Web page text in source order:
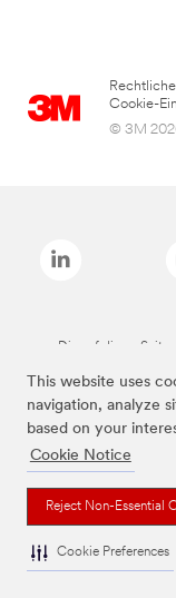
This website uses
navigation, analyze
based on your
Cookie Notice
Reject Non-Essential
Cookie Preferences
Cookie-
© 3M
Die auf dieser Seite